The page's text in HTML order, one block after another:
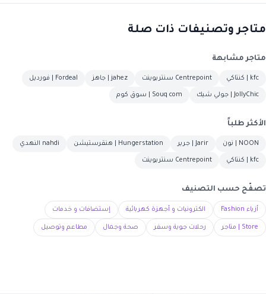
متاجر وتصنيفات ذات صلة
متاجر مشابهة
kfc | كنتاكي Centrepoint سنتربوينت jahez | جاهز Fordeal | فورديل
JollyChic | جولي شيك Souq com | سوق كوم
الأكثر طلباً
NOON | نون Jarir | جرير Hungerstation | هنقرستيشن nahdi النهدي
kfc | كنتاكي Centrepoint سنتربوينت
تصفّح حسب التصنيف
أزياء Fashion الكترونيات و أجهزة كهربائية إستضافات و خدمات
Store | متاجر رحلات جوية وسفر صحة وجمال مطاعم وتوصيل